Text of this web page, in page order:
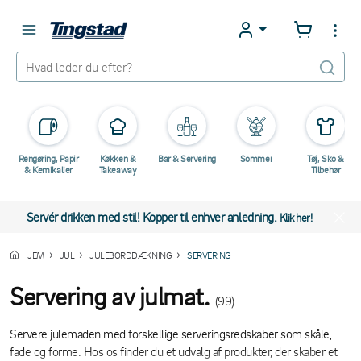
Rengøring, Papir
& Kemikalier
Køkken &
Takeaway
Bar & Servering Sommer
Tøj, Sko &
Tilbehør
Servér drikken med stil! Kopper til enhver anledning. Klik her!
HJEM JUL JULEBORDDÆKNING SERVERING
Servering av julmat. (99)
Servere julemaden med forskellige serveringsredskaber som skåle,
fade og forme. Hos os finder du et udvalg af produkter, der skaber et